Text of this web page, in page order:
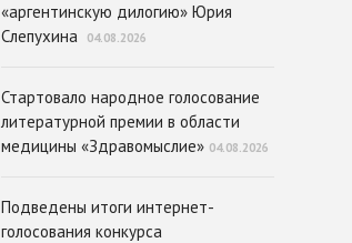
«аргентинскую дилогию» Юрия
Слепухина
04.08.2026
Стартовало народное голосование
литературной премии в области
медицины «Здравомыслие» 04.08.2026
Подведены итоги интернет-
голосования конкурса